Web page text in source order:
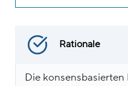
Rationale
Die